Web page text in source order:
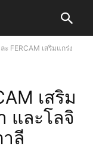
ะ FERCAM เสริมแกร่ง
เสริม
และโลจิ
ลี